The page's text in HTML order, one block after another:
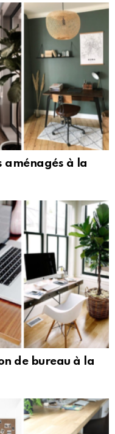
aménagés à la
de bureau à la